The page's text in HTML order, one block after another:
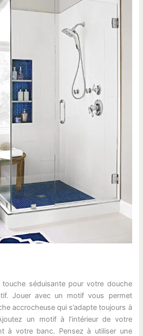
touche séduisante pour votre douche
Jouer avec un motif vous permet
accrocheuse qui s’adapte toujours à
un motif à l’intérieur de votre
à votre banc. Pensez à utiliser une